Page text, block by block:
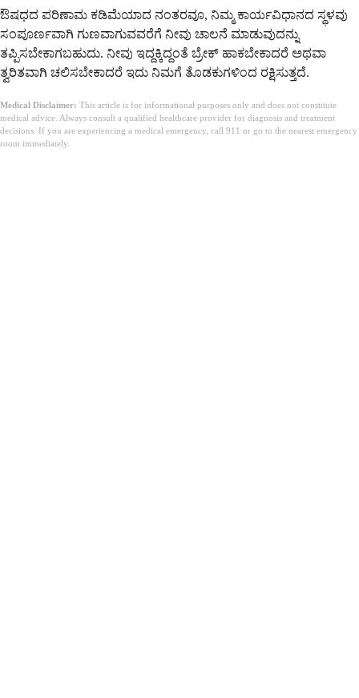
ಔಷಧದ ಪರಿಣಾಮ ಕಡಿಮೆಯಾದ ನಂತರವೂ, ನಿಮ್ಮ ಕಾರ್ಯವಿಧಾನದ ಸ್ಥಳವು
ಸಂಪೂರ್ಣವಾಗಿ ಗುಣವಾಗುವವರೆಗೆ ನೀವು ಚಾಲನೆ ಮಾಡುವುದನ್ನು
ತಪ್ಪಿಸಬೇಕಾಗಬಹುದು. ನೀವು ಇದ್ದಕ್ಕಿದ್ದಂತೆ ಬ್ರೇಕ್ ಹಾಕಬೇಕಾದರೆ ಅಥವಾ
ತ್ವರಿತವಾಗಿ ಚಲಿಸಬೇಕಾದರೆ ಇದು ನಿಮಗೆ ತೊಡಕುಗಳಿಂದ ರಕ್ಷಿಸುತ್ತದೆ.
Medical Disclaimer: This article is for informational purposes only and does not constitute
medical advice. Always consult a qualified healthcare provider for diagnosis and treatment
decisions. If you are experiencing a medical emergency, call 911 or go to the nearest emergency
room immediately.